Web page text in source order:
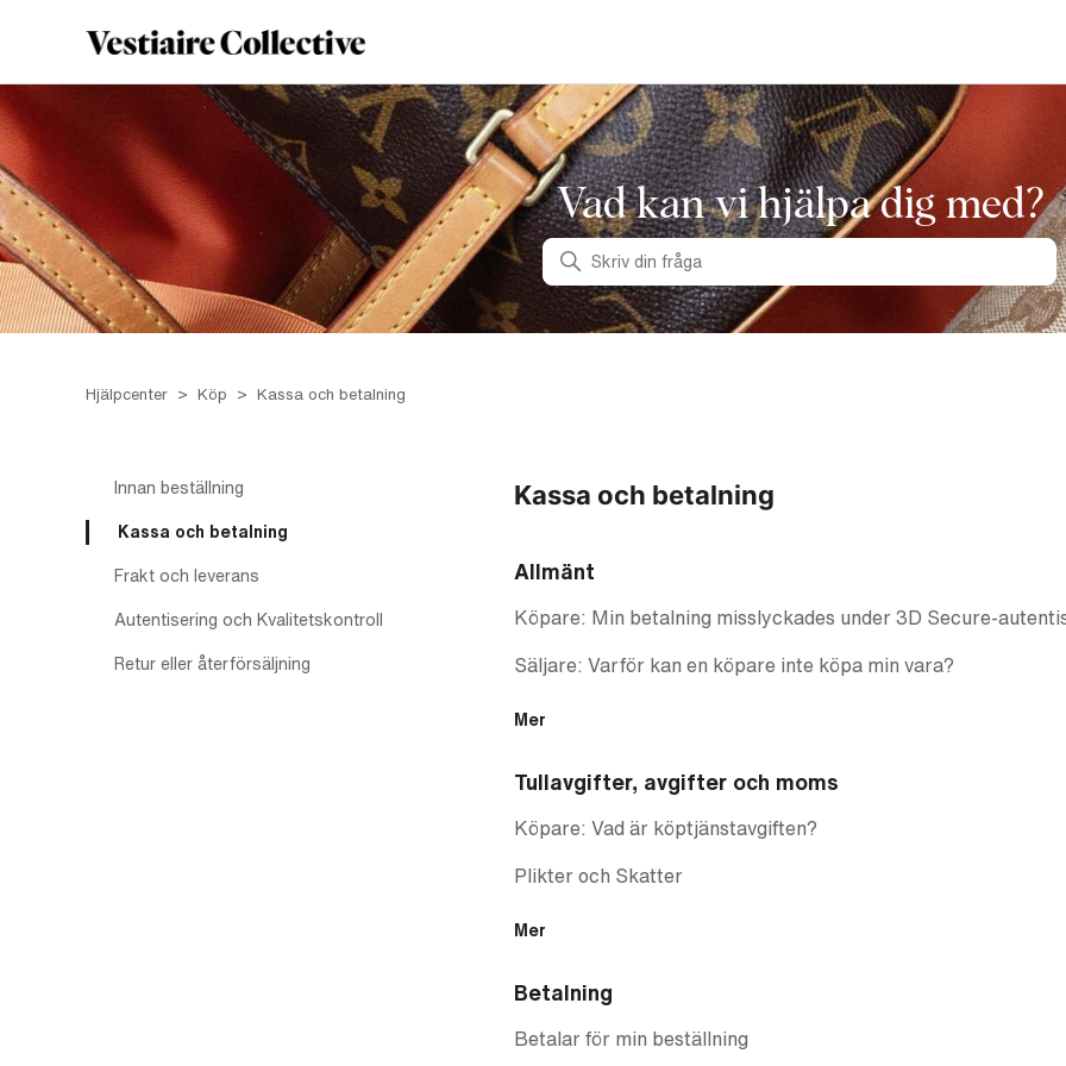
Vad kan vi hjälpa dig med?
Sök
Hjälpcenter Köp Kassa och betalning
Innan beställning
Kassa och betalning
Frakt och leverans
Autentisering och Kvalitetskontroll
Retur eller återförsäljning
Allmänt
Köpare: Min betalning misslyckades under 3D Secure-
Säljare: Varför kan en köpare inte köpa min vara?
Mer
Tullavgifter, avgifter och moms
Köpare: Vad är köptjänstavgiften?
Plikter och Skatter
Mer
Betalning
Betalar för min beställning
Kassa och betalning